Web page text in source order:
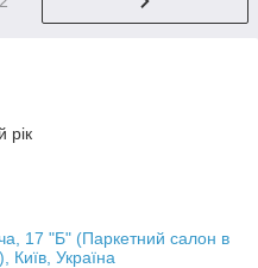
рік
17 "Б" (Паркетний салон в
Київ, Україна